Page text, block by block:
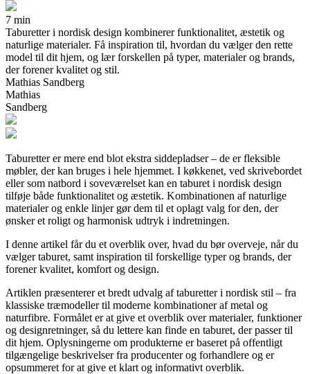
7 min
Taburetter i nordisk design kombinerer funktionalitet, æstetik og
naturlige materialer. Få inspiration til, hvordan du vælger den rette
model til dit hjem, og lær forskellen på typer, materialer og brands,
der forener kvalitet og stil.
Mathias Sandberg
Mathias
Sandberg
Taburetter er mere end blot ekstra siddepladser – de er fleksible
møbler, der kan bruges i hele hjemmet. I køkkenet, ved skrivebordet
eller som natbord i soveværelset kan en taburet i nordisk design
tilføje både funktionalitet og æstetik. Kombinationen af naturlige
materialer og enkle linjer gør dem til et oplagt valg for den, der
ønsker et roligt og harmonisk udtryk i indretningen.
I denne artikel får du et overblik over, hvad du bør overveje, når du
vælger taburet, samt inspiration til forskellige typer og brands, der
forener kvalitet, komfort og design.
Artiklen præsenterer et bredt udvalg af taburetter i nordisk stil – fra
klassiske træmodeller til moderne kombinationer af metal og
naturfibre. Formålet er at give et overblik over materialer, funktioner
og designretninger, så du lettere kan finde en taburet, der passer til
dit hjem. Oplysningerne om produkterne er baseret på offentligt
tilgængelige beskrivelser fra producenter og forhandlere og er
opsummeret for at give et klart og informativt overblik.